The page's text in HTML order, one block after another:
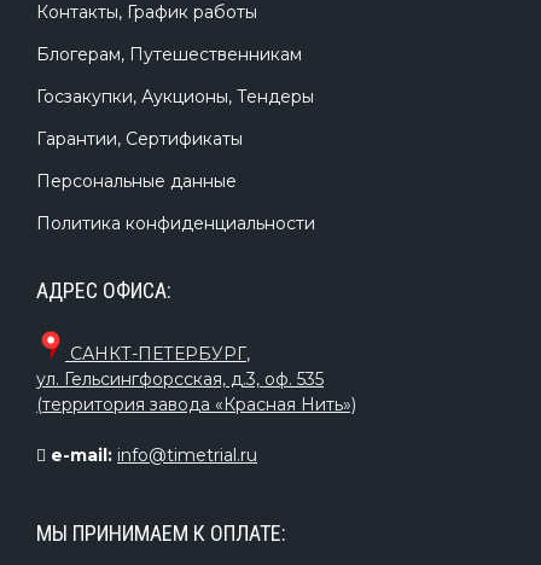
Контакты, График работы
Блогерам, Путешественникам
Госзакупки, Аукционы, Тендеры
Гарантии, Сертификаты
Персональные данные
Политика конфиденциальности
АДРЕС ОФИСА:
САНКТ-ПЕТЕРБУРГ,
ул. Гельсингфорсская, д.3, оф. 535
(территория завода «Красная Нить»)
e-mail: info@timetrial.ru
МЫ ПРИНИМАЕМ К ОПЛАТЕ: